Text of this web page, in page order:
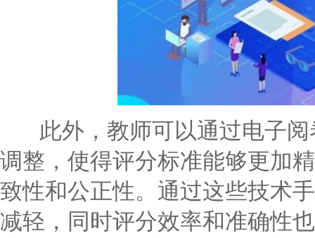
此外，教师可以通过电子阅
调整，使得评分标准能够更加
致性和公正性。通过这些技术
减轻，同时评分效率和准确性